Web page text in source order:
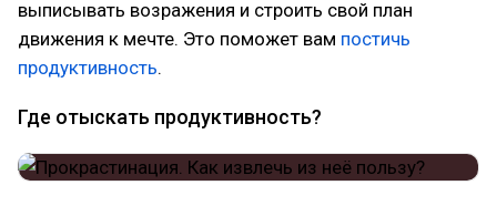
выписывать возражения и строить свой план
движения к мечте. Это поможет вам постичь
продуктивность.
Где отыскать продуктивность?